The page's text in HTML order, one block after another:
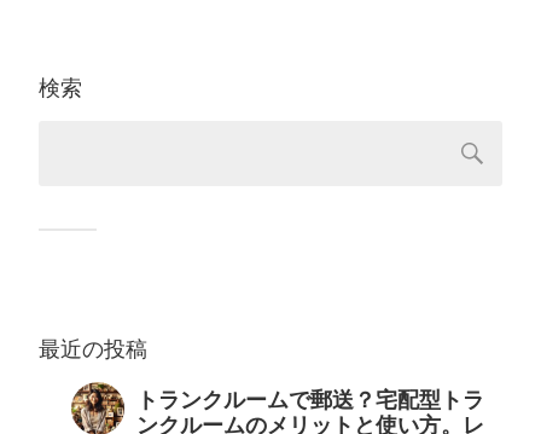
検索
最近の投稿
トランクルームで郵送？宅配型トラ
ンクルームのメリットと使い方。レ